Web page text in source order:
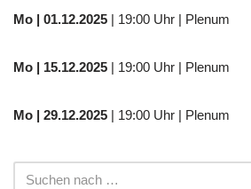
Mo | 01.12.2025 | 19:00 Uhr | Plenum
Mo | 15.12.2025 | 19:00 Uhr | Plenum
Mo | 29.12.2025 | 19:00 Uhr | Plenum